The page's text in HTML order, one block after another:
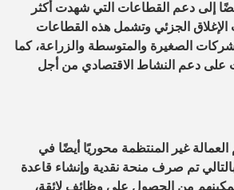
إلى دعم القطاعات التي شهدت أكثر
الإغلاق الجزئي وتشمل هذه القطاعات
الصغيرة والمتوسطة والزراعة، كما
دعم النشاط الاقتصادي من أجل
غير المنتظمة محوريًا أيضًا في
تم صرف منحة نقدية وإنشاء قاعدة
من الحصول على وظائف لائقة،